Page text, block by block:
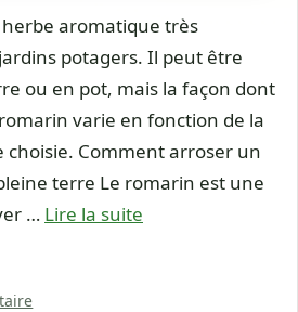
aromatique très
potagers. Il peut être
ou en pot, mais la façon dont
varie en fonction de la
Comment arroser un
terre Le romarin est une
… Lire la suite